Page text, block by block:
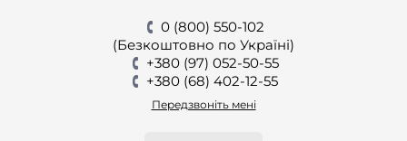
0 (800) 550-102
(Безкоштовно по Україні)
+380 (97) 052-50-55
+380 (68) 402-12-55
Передзвоніть мені